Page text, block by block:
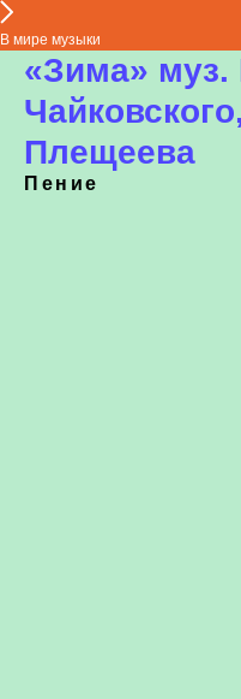
В мире музыки
«Зима» муз.
Плещеева
Пение